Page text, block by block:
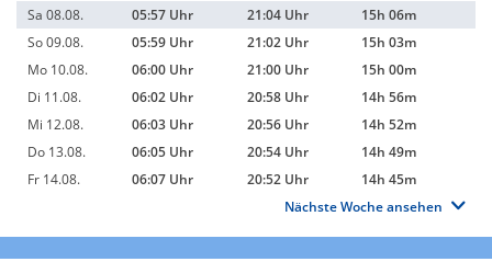
Sa 08.08.
05:57 Uhr 21:04 Uhr
15h 06m
So 09.08.
05:59 Uhr 21:02 Uhr
15h 03m
Mo 10.08.
06:00 Uhr 21:00 Uhr
15h 00m
Di 11.08.
06:02 Uhr 20:58 Uhr
14h 56m
Mi 12.08.
06:03 Uhr 20:56 Uhr
14h 52m
Do 13.08.
06:05 Uhr 20:54 Uhr
14h 49m
Fr 14.08.
06:07 Uhr 20:52 Uhr
14h 45m
Nächste Woche ansehen